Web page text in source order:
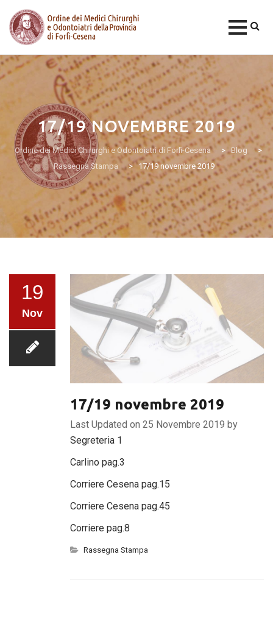
Skip
to
17/19 NOVEMBRE 2019
Ordine dei Medici Chirurghi e Odontoiatri di Forlì-Cesena > Blog
>
Rassegna Stampa
> 17/19 novembre 2019
19
Nov
17/19 novembre 2019
Last Updated on 25 Novembre 2019 by
Segreteria 1
Carlino pag.3
Corriere Cesena pag.15
Corriere Cesena pag.45
Corriere pag.8
Rassegna Stampa